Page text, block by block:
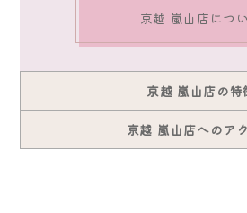
京越 嵐山店につ
京越 嵐山店の特
京越 嵐山店へのア